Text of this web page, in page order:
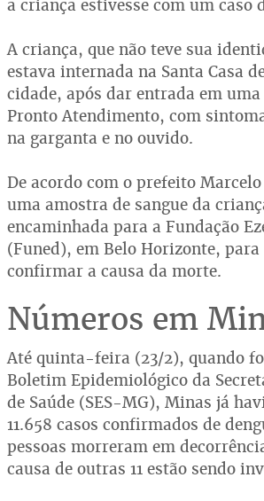
a criança estivesse com um caso
A criança, que não teve sua
estava internada na Santa Casa
cidade, após dar entrada em
Pronto Atendimento, com
na garganta e no ouvido.
De acordo com o prefeito
uma amostra de sangue da
encaminhada para a Fundação
(Funed), em Belo Horizonte,
confirmar a causa da morte.
Números em
Até quinta-feira (23/2), quando
Boletim Epidemiológico da
de Saúde (SES-MG), Minas já
11.658 casos confirmados de
pessoas morreram em
causa de outras 11 estão sendo